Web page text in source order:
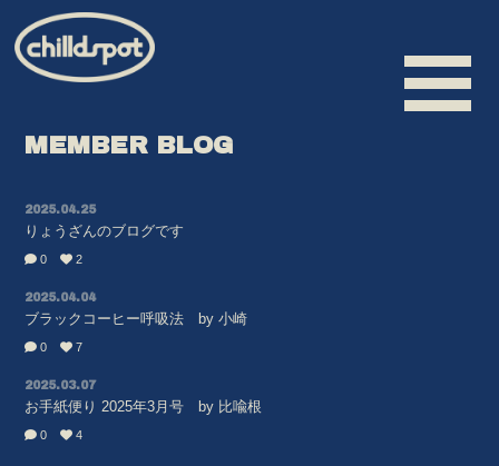
DISCOGRAPHY
MEMBER BLOG
2025.04.25
りょうざんのブログです
0 2
2025.04.04
ブラックコーヒー呼吸法 by 小崎
0 7
2025.03.07
お手紙便り 2025年3月号 by 比喩根
0 4